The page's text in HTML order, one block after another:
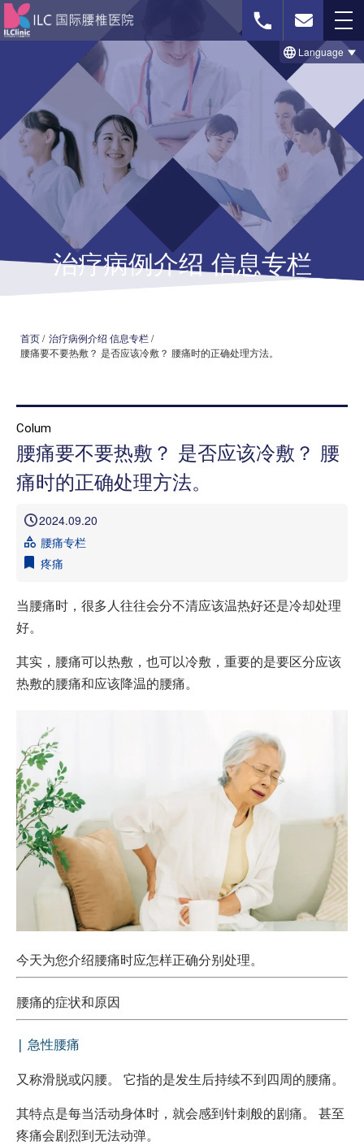
免费影像诊断 联系我们
治療のビフォー＆アフター事例
セルゲル法について
脊柱菅狭窄症の治療法
椎間板ヘルニアの治療法
首页
本院治疗介绍
本院治疗病 症一览
医院介绍
就诊指南
媒体报道
治疗病例介绍 信息专栏
Language
治疗病例介绍 信息专栏
首页/ 治疗病例介绍 信息专栏/
腰痛要不要热敷？ 是否应该冷敷？ 腰痛时的正确处理方法。
Colum
腰痛要不要热敷？ 是否应该冷敷？ 腰
痛时的正确处理方法。
2024.09.20
腰痛专栏
疼痛
当腰痛时，很多人往往会分不清应该温热好还是冷却处理
好。
其实，腰痛可以热敷，也可以冷敷，重要的是要区分应该
热敷的腰痛和应该降温的腰痛。
今天为您介绍腰痛时应怎样正确分别处理。
腰痛的症状和原因
| 急性腰痛
又称滑脱或闪腰。 它指的是发生后持续不到四周的腰痛。
其特点是每当活动身体时，就会感到针刺般的剧痛。 甚至
疼痛会剧烈到无法动弹。